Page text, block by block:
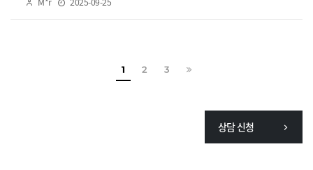
1 2 페이지
3 페이지마지막으로
상담 신청